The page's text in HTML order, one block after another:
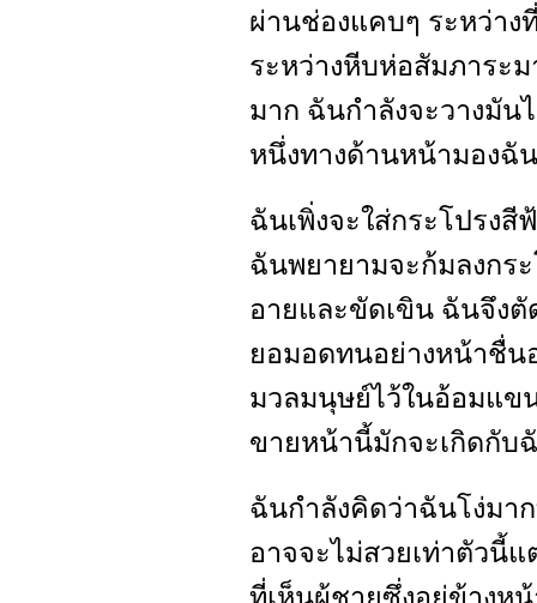
ผ่านช่องแคบๆ ระหว่าง
ระหว่างหีบห่อสัมภาระ
มาก ฉันกำลังจะวางมัน
หนึ่งทางด้านหน้ามองฉั
ฉันเพิ่งจะใส่กระโปรงสี
ฉันพยายามจะก้มลงกร
อายและขัดเขิน ฉันจึง
ยอมอดทนอย่างหน้าชื่น
มวลมนุษย์ไว้ในอ้อมแข
ขายหน้านี้มักจะเกิดกับ
ฉันกำลังคิดว่าฉันโง่มา
อาจจะไม่สวยเท่าตัวนี้